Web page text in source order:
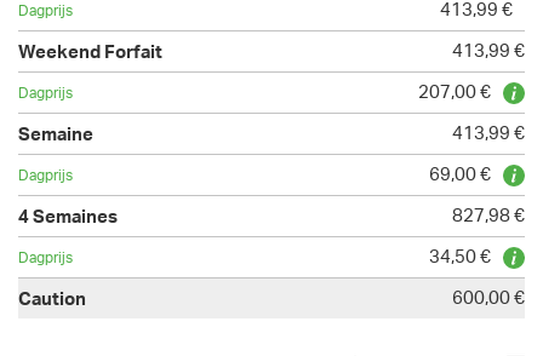
413,99 €
413,99 €
207,00 €
413,99 €
69,00 €
827,98 €
34,50 €
600,00 €